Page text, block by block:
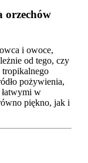
orzechów
i owoce,
od tego, czy
tropikalnego
pożywienia,
w
piękno, jak i